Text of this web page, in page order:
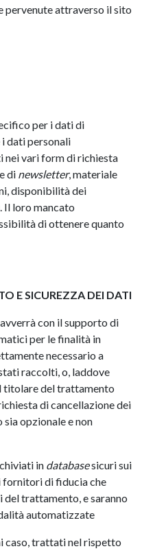
pervenute attraverso il sito
per i dati di
dati personali
nei vari form di richiesta
di newsletter, materiale
disponibilità dei
Il loro mancato
di ottenere quanto
E SICUREZZA DEI DATI
con il supporto di
per le finalità in
necessario a
raccolti, o, laddove
titolare del trattamento
di cancellazione dei
opzionale e non
in databasesicuri sui
di fiducia che
trattamento, e saranno
automatizzate
caso, trattati nel rispetto